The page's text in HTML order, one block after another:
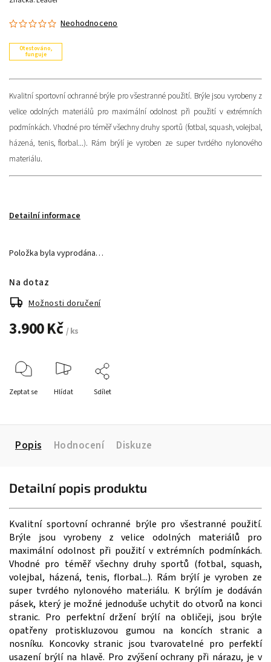
Otestováno,
funguje
Neohodnoceno
Kvalitní sportovní ochranné brýle pro všestranné použití. Brýle jsou vyrobeny z
velice odolných materiálů pro maximální odolnost při použití v extrémních
podmínkách. Vhodné pro téměř všechny druhy sportů (fotbal, squash, volejbal,
házená, tenis, florbal...). Rám brýlí je vyroben ze super tvrdého nylonového
materiálu.
Detailní informace
Položka byla vyprodána…
3.900 Kč / ks
Na dotaz
Možnosti doručení
Zeptat se Hlídat Sdílet
Popis Hodnocení Diskuze
Detailní popis produktu
Kvalitní sportovní ochranné brýle pro všestranné použití.
Brýle jsou vyrobeny z velice odolných materiálů pro
maximální odolnost při použití v extrémních podmínkách.
Vhodné pro téměř všechny druhy sportů (fotbal, squash,
volejbal, házená, tenis, florbal...). Rám brýlí je vyroben ze
super tvrdého nylonového materiálu. K brýlím je dodáván
pásek, který je možné jednoduše uchytit do otvorů na konci
stranic. Pro perfektní držení brýlí na obličeji, jsou brýle
opatřeny protiskluzovou gumou na koncích stranic a
nosníku. Koncovky stranic jsou tvarovatelné pro perfektí
usazení brýlí na hlavě. Pro zvýšení ochrany při nárazu, je v